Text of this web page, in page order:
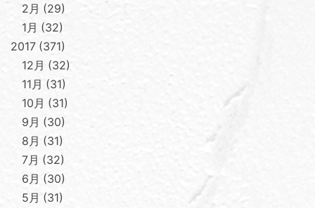
2月
29
1月
32
2017 371
12月
32
11月
31
10月
31
9月
30
8月
31
7月
32
6月
30
5月
31